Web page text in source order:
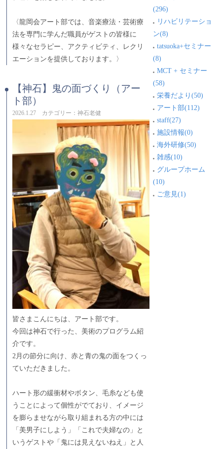
〈龍岡会アート部では、音楽療法・芸術療
法を専門に学んだ職員がゲストの皆様に
様々なセラピー、アクティビティ、レクリ
エーションを提供しております。〉
【神石】鬼の面づくり（アー
ト部）
2026.1.27 カテゴリー：神石老健
皆さまこんにちは、アート部です。
今回は神石で行った、美術のプログラム紹
介です。
2月の節分に向け、赤と青の鬼の面をつくっ
ていただきました。
ハート形の緩衝材やボタン、毛糸なども使
うことによって個性がでており、イメージ
を膨らませながら取り組まれる方の中には
「美男子にしよう」「これで夫婦なの」と
いうゲストや「鬼には見えないねえ」と人
(296)
リハビリテーショ
ン(8)
tatsuoka+セミナー
(8)
MCT + セミナー
(58)
栄養だより(50)
アート部(112)
staff(27)
施設情報(0)
海外研修(50)
雑感(10)
グループホーム
(10)
ご意見(1)